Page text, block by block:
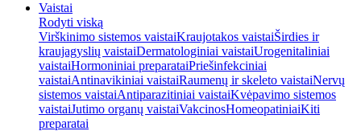
Vaistai
Rodyti viską
Virškinimo sistemos vaistaiKraujotakos vaistaiŠirdies ir
kraujagyslių vaistaiDermatologiniai vaistaiUrogenitaliniai
vaistaiHormoniniai preparataiPriešinfekciniai
vaistaiAntinavikiniai vaistaiRaumenų ir skeleto vaistaiNervų
sistemos vaistaiAntiparazitiniai vaistaiKvėpavimo sistemos
vaistaiJutimo organų vaistaiVakcinosHomeopatiniaiKiti
preparatai